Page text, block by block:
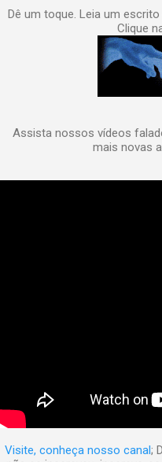
Dê um toque. Leia um
Clique
Assista nossos vídeos
mais novas
Visite, conheça nosso canal;